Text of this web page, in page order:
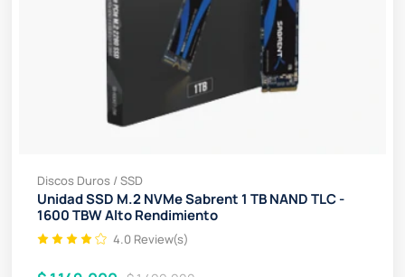
Discos Duros / SSD
Unidad SSD M.2 NVMe Sabrent 1 TB NAND TLC -
1600 TBW Alto Rendimiento
4.0 Review(s)